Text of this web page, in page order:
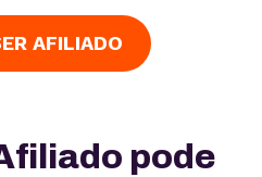
AFILIADO
pode